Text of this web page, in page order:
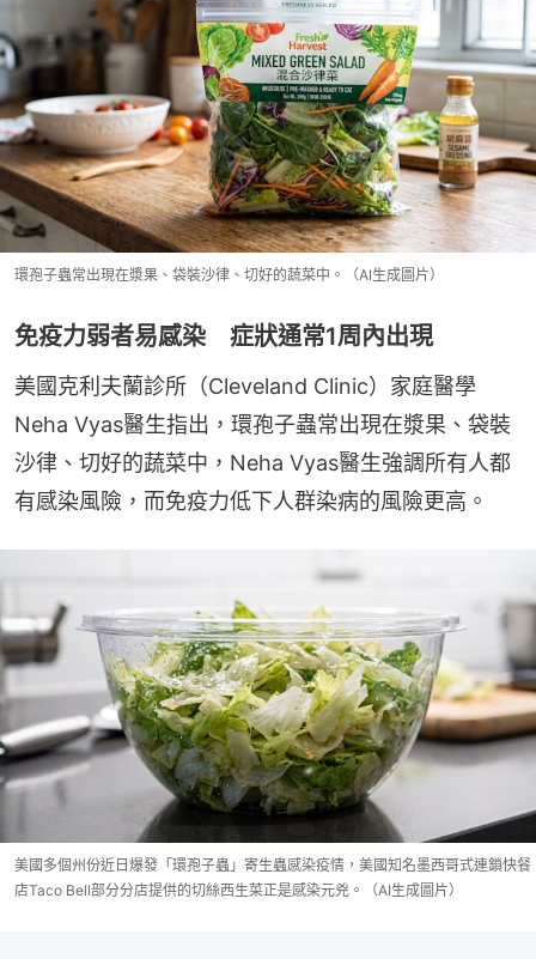
環孢子蟲常出現在漿果、袋裝沙律、切好的蔬菜中。（AI生成圖片）
免疫力弱者易感染 症狀通常1周內出現
美國克利夫蘭診所（Cleveland Clinic）家庭醫學
Neha Vyas醫生指出，環孢子蟲常出現在漿果、袋裝
沙律、切好的蔬菜中，Neha Vyas醫生強調所有人都
有感染風險，而免疫力低下人群染病的風險更高。
美國多個州份近日爆發「環孢子蟲」寄生蟲感染疫情，美國知名墨西哥式連鎖快餐
店Taco Bell部分分店提供的切絲西生菜正是感染元兇。（AI生成圖片）